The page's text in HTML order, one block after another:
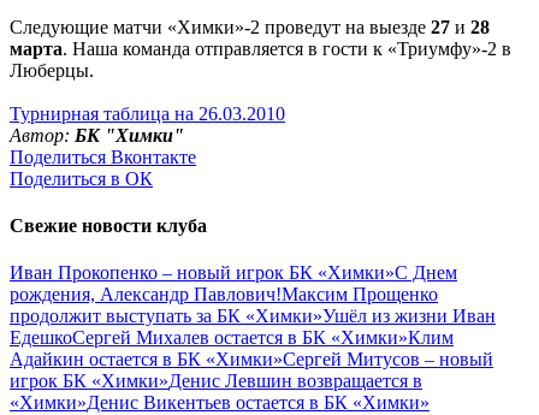
Следующие матчи «Химки»-2 проведут на выезде 27 и 28
марта. Наша команда отправляется в гости к «Триумфу»-2 в
Люберцы.
Турнирная таблица на 26.03.2010
Автор: БК "Химки"
Поделиться Вконтакте
Поделиться в ОК
Свежие новости клуба
Иван Прокопенко – новый игрок БК «Химки»С Днем
рождения, Александр Павлович!Максим Прощенко
продолжит выступать за БК «Химки»Ушёл из жизни Иван
ЕдешкоСергей Михалев остается в БК «Химки»Клим
Адайкин остается в БК «Химки»Сергей Митусов – новый
игрок БК «Химки»Денис Левшин возвращается в
«Химки»Денис Викентьев остается в БК «Химки»